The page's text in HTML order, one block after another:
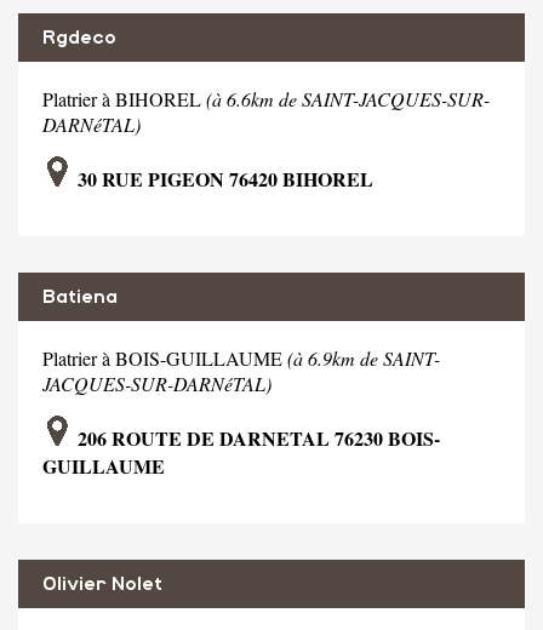
Rgdeco
Platrier à BIHOREL(à 6.6km de SAINT-JACQUES-SUR-
DARNéTAL)
30 RUE PIGEON 76420 BIHOREL
Batiena
Platrier à BOIS-GUILLAUME(à 6.9km de SAINT-
JACQUES-SUR-DARNéTAL)
206 ROUTE DE DARNETAL 76230 BOIS-
GUILLAUME
Olivier Nolet